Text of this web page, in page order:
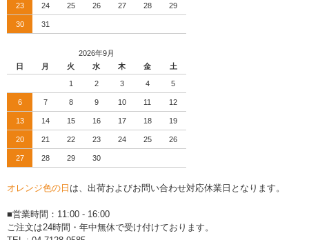
23 24 25 26 27 28 29
30 31
2026年9月
日
月 火 水 木 金 土
1 2 3 4 5
6 7 8 9 10 11 12
13 14 15 16 17 18 19
20 21 22 23 24 25 26
27 28 29 30
オレンジ色の日 は、出荷およびお問い合わせ対応休業日となります。
■営業時間：11:00 - 16:00
ご注文は24時間・年中無休で受け付けております。